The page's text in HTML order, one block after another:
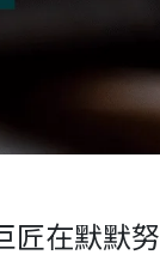
在默默